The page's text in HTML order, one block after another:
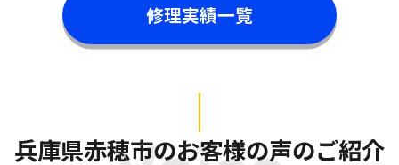
修理実績一覧
兵庫県赤穂市のお客様の声のご紹介